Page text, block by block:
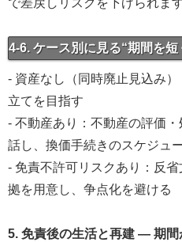
で差戻しリスクを下げられます
4-6. ケース別に見る“期間を
- 資産なし（同時廃止見込み
立てを目指す
- 不動産あり：不動産の評価
話し、換価手続きのスケジュ
- 免責不許可リスクあり：反
拠を用意し、争点化を避ける
5. 免責後の生活と再建 — 期間